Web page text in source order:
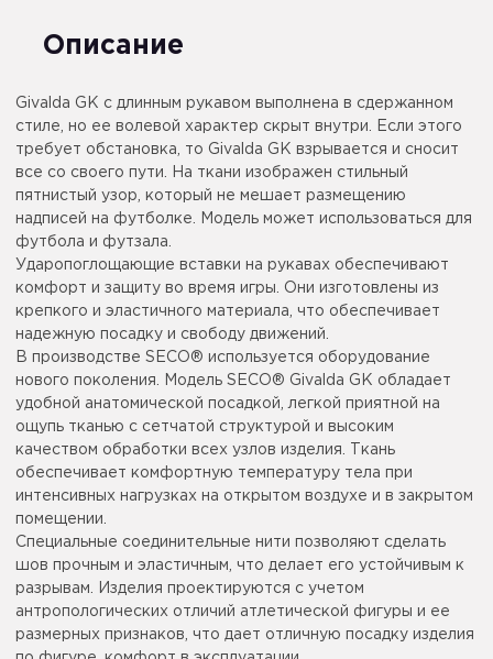
Описание
Givalda GK с длинным рукавом выполнена в сдержанном
стиле, но ее волевой характер скрыт внутри. Если этого
требует обстановка, то Givalda GK взрывается и сносит
все со своего пути. На ткани изображен стильный
пятнистый узор, который не мешает размещению
надписей на футболке. Модель может использоваться для
футбола и футзала.
Ударопоглощающие вставки на рукавах обеспечивают
комфорт и защиту во время игры. Они изготовлены из
крепкого и эластичного материала, что обеспечивает
надежную посадку и свободу движений.
В производстве SECO® используется оборудование
нового поколения. Модель SECO® Givalda GK обладает
удобной анатомической посадкой, легкой приятной на
ощупь тканью с сетчатой ​​структурой и высоким
качеством обработки всех узлов изделия. Ткань
обеспечивает комфортную температуру тела при
интенсивных нагрузках на открытом воздухе и в закрытом
помещении.
Специальные соединительные нити позволяют сделать
шов прочным и эластичным, что делает его устойчивым к
разрывам. Изделия проектируются с учетом
антропологических отличий атлетической фигуры и ее
размерных признаков, что дает отличную посадку изделия